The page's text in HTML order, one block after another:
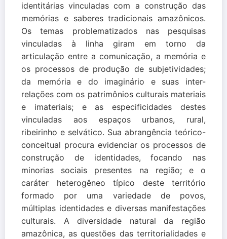
identitárias vinculadas com a construção das
memórias e saberes tradicionais amazônicos.
Os temas problematizados nas pesquisas
vinculadas à linha giram em torno da
articulação entre a comunicação, a memória e
os processos de produção de subjetividades;
da memória e do imaginário e suas inter-
relações com os patrimônios culturais materiais
e imateriais; e as especificidades destes
vinculadas aos espaços urbanos, rural,
ribeirinho e selvático. Sua abrangência teórico-
conceitual procura evidenciar os processos de
construção de identidades, focando nas
minorias sociais presentes na região; e o
caráter heterogêneo típico deste território
formado por uma variedade de povos,
múltiplas identidades e diversas manifestações
culturais. A diversidade natural da região
amazônica, as questões das territorialidades e